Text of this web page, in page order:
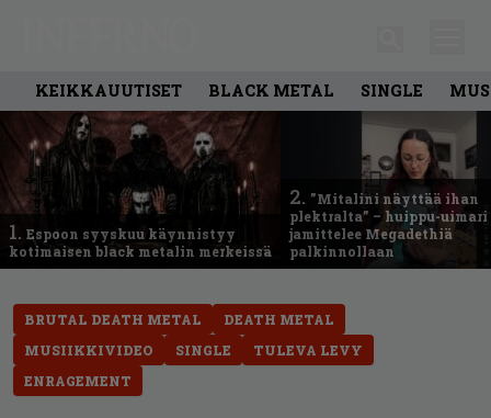
KEIKKAUUTISET BLACK METAL SINGLE
1. Espoon syyskuu käynnistyy
kotimaisen black metalin merkeissä
2. ”Mitalini näyttää ihan
plektralta” – huippu-uimari
jamittelee Megadethiä
palkinnollaan
BRUTAL DEATH METAL
DEATH METAL
MUSIIKKIVIDEO
SINGLE
TULEVA LEVY
ENRAGEMENT